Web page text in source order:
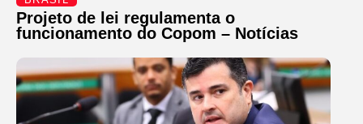
Projeto de lei regulamenta o
funcionamento do Copom – Notícias